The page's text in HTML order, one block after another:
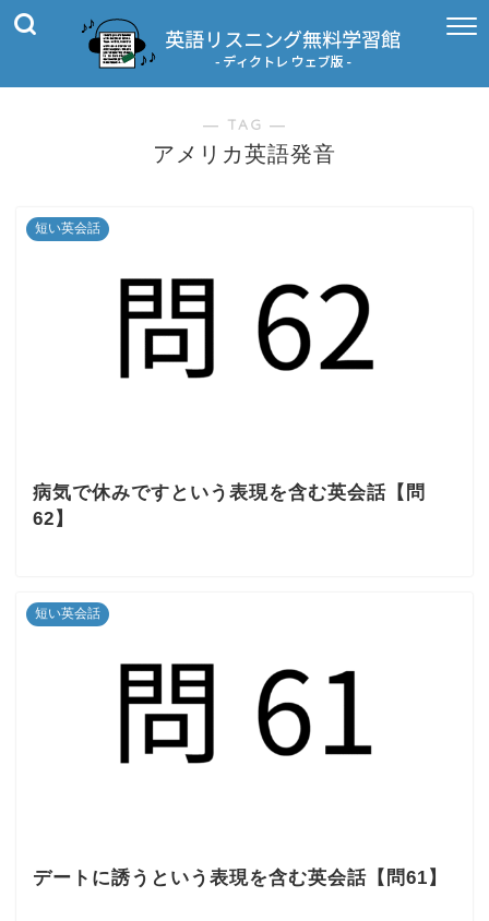
― TAG ―
アメリカ英語発音
短い英会話
病気で休みですという表現を含む英会話【問
62】
短い英会話
デートに誘うという表現を含む英会話【問61】